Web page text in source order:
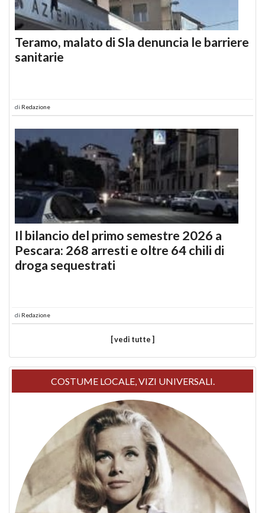
Teramo, malato di Sla denuncia le barriere
sanitarie
di Redazione
Il bilancio del primo semestre 2026 a
Pescara: 268 arresti e oltre 64 chili di
droga sequestrati
di Redazione
[ vedi tutte ]
COSTUME LOCALE, VIZI UNIVERSALI.